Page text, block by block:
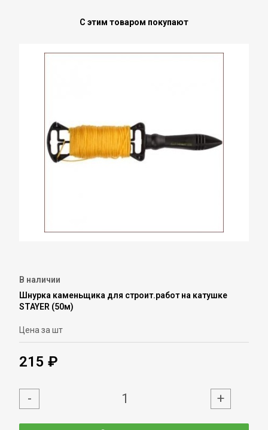
С этим товаром покупают
В наличии
Шнурка каменьщика для строит.работ на катушке
STAYER (50м)
Цена за шт
215 ₽
- +